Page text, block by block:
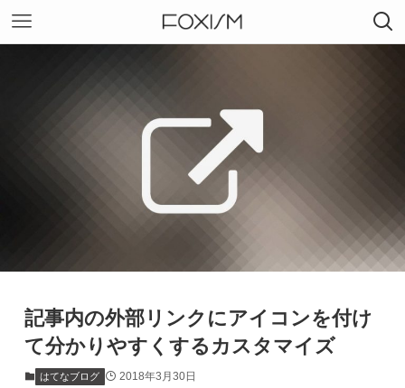
記事内の外部リンクにアイコンを付け
て分かりやすくするカスタマイズ
はてなブログ 2018年3月30日